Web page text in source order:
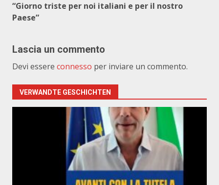
“Giorno triste per noi italiani e per il nostro
Paese”
Lascia un commento
Devi essere connesso per inviare un commento.
VERWANDTE GESCHICHTEN